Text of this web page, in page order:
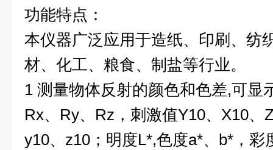
功能特点：
本仪器广泛应用于造纸、印刷、纺
材、化工、粮食、制盐等行业。
1 测量物体反射的颜色和色差,可显
Rx、Ry、Rz，刺激值Y10、X10、
y10、z10；明度L*,色度a*、b*，彩